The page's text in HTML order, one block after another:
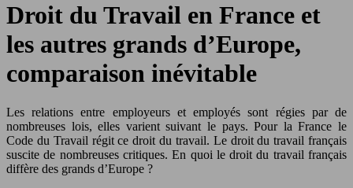
Droit du Travail en France et
les autres grands d’Europe,
comparaison inévitable
Les relations entre employeurs et employés sont régies par de
nombreuses lois, elles varient suivant le pays. Pour la France le
Code du Travail régit ce droit du travail. Le droit du travail français
suscite de nombreuses critiques. En quoi le droit du travail français
diffère des grands d’Europe ?